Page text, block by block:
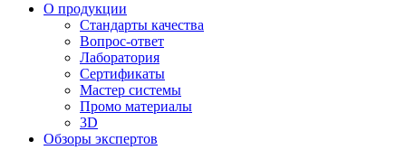
О продукции
Стандарты качества
Вопрос-ответ
Лаборатория
Сертификаты
Мастер системы
Промо материалы
3D
Обзоры экспертов